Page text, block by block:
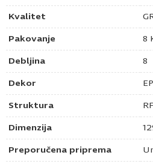
Kvalitet
Pakovanje 8
Debljina 8
Dekor
Struktura RF
Dimenzija
Preporučena priprema